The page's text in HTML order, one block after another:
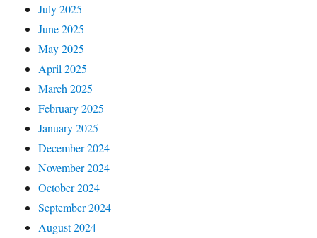
July 2025
June 2025
May 2025
April 2025
March 2025
February 2025
January 2025
December 2024
November 2024
October 2024
September 2024
August 2024